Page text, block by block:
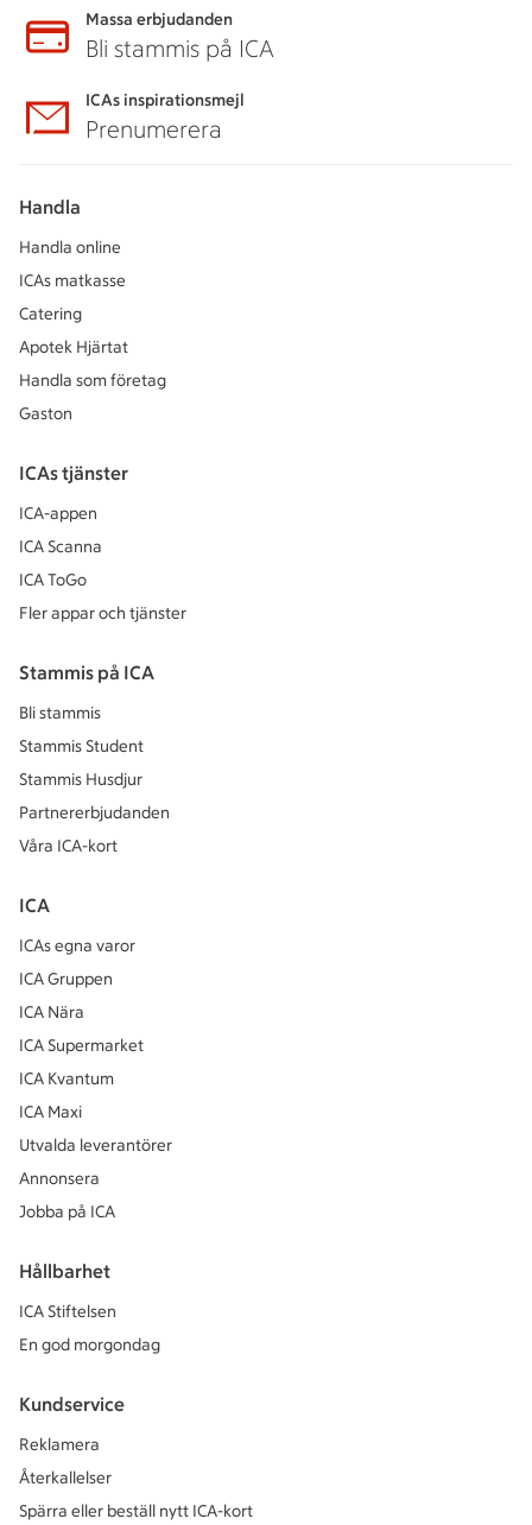
Massa erbjudanden
Bli stammis på ICA
ICAs inspirationsmejl
Prenumerera
Handla
Handla online
ICAs matkasse
Catering
Apotek Hjärtat
Handla som företag
Gaston
ICAs tjänster
ICA-appen
ICA Scanna
ICA ToGo
Fler appar och tjänster
Stammis på ICA
Bli stammis
Stammis Student
Stammis Husdjur
Partnererbjudanden
Våra ICA-kort
ICA
ICAs egna varor
ICA Gruppen
ICA Nära
ICA Supermarket
ICA Kvantum
ICA Maxi
Utvalda leverantörer
Annonsera
Jobba på ICA
Hållbarhet
ICA Stiftelsen
En god morgondag
Kundservice
Reklamera
Återkallelser
Spärra eller beställ nytt ICA-kort